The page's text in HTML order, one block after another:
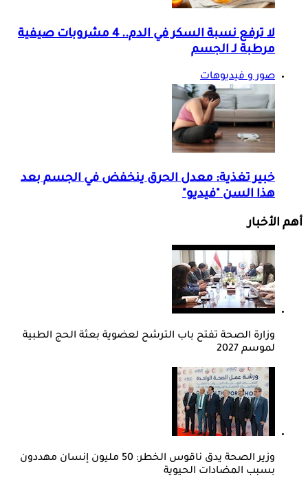
لا ترفع نسبة السكر في الدم.. 4 مشروبات صيفية
مرطبة لـ الجسم
صور و فيديوهات
خبير تغذية: معدل الحرق ينخفض في الجسم بعد
هذا السن "فيديو"
أهم الأخبار
وزارة الصحة تفتح باب الترشح لعضوية بعثة الحج الطبية
لموسم 2027
وزير الصحة يدق ناقوس الخطر: 50 مليون إنسان مهددون
بسبب المضادات الحيوية